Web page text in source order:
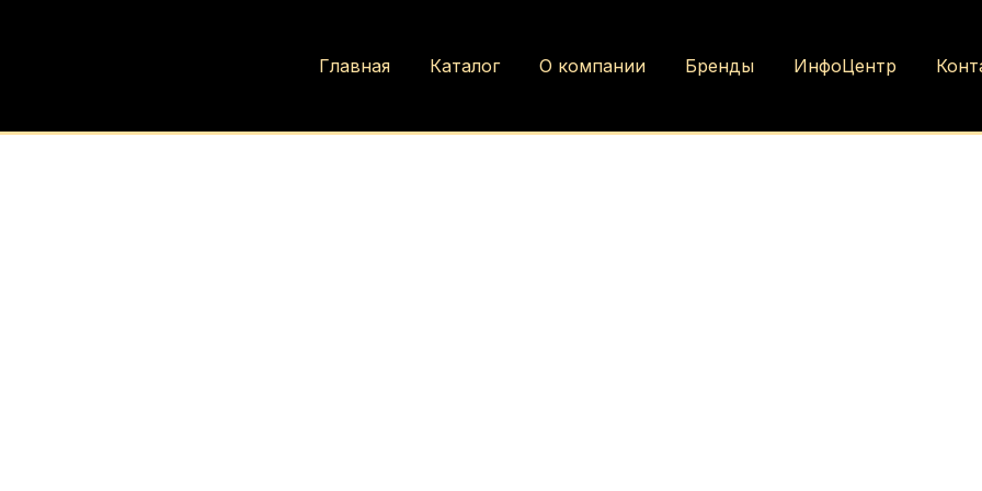
Главная Каталог О компании Бренды ИнфоЦентр